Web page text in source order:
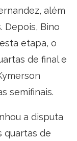
além
Depois, Bino
etapa, o
de final e
semifinais.
a disputa
quartas de